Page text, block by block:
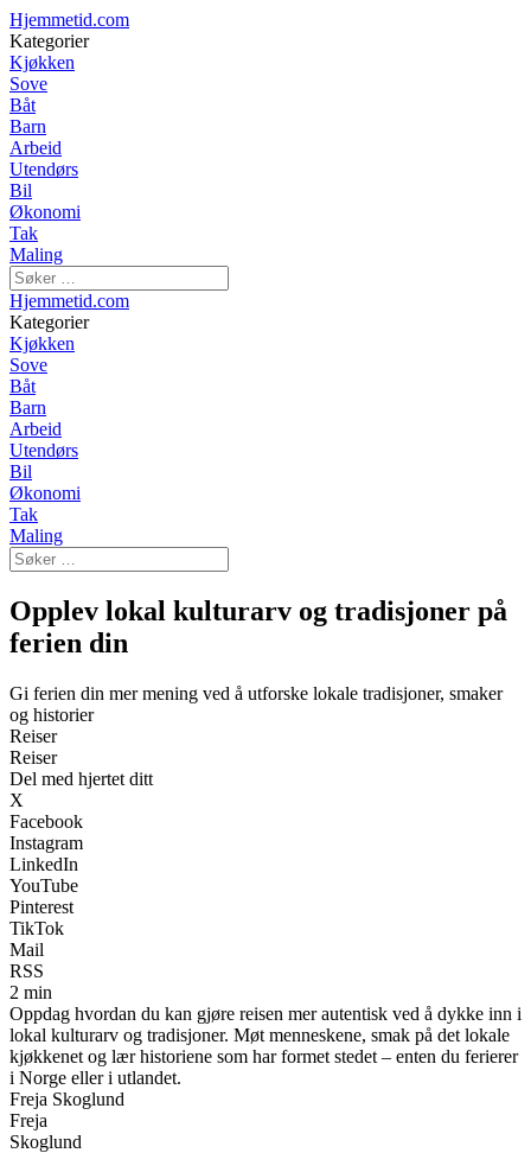
Hjemmetid.com
Kategorier
Kjøkken
Sove
Båt
Barn
Arbeid
Utendørs
Bil
Økonomi
Tak
Maling
Hjemmetid.com
Kategorier
Kjøkken
Sove
Båt
Barn
Arbeid
Utendørs
Bil
Økonomi
Tak
Maling
Opplev lokal kulturarv og tradisjoner på
ferien din
Gi ferien din mer mening ved å utforske lokale tradisjoner, smaker
og historier
Reiser
Reiser
Del med hjertet ditt
X
Facebook
Instagram
LinkedIn
YouTube
Pinterest
TikTok
Mail
RSS
2 min
Oppdag hvordan du kan gjøre reisen mer autentisk ved å dykke inn i
lokal kulturarv og tradisjoner. Møt menneskene, smak på det lokale
kjøkkenet og lær historiene som har formet stedet – enten du ferierer
i Norge eller i utlandet.
Freja Skoglund
Freja
Skoglund